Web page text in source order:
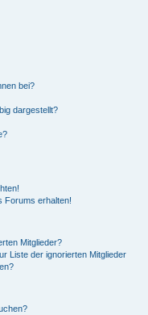
bei?
dargestellt?
Forums erhalten!
Mitglieder?
Liste der ignorierten Mitglieder